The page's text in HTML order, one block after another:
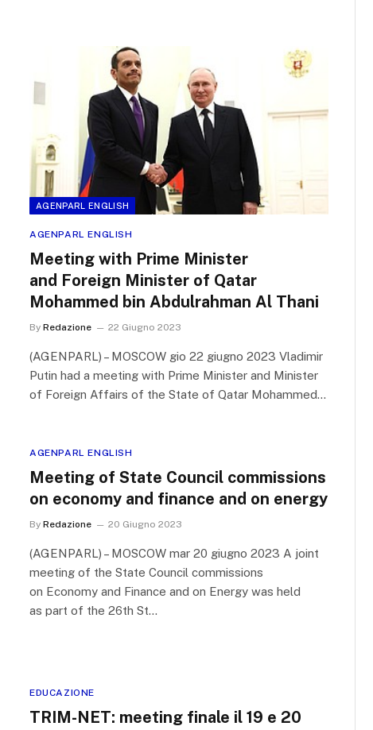
AGENPARL ENGLISH
AGENPARL ENGLISH
Meeting with Prime Minister
and Foreign Minister of Qatar
Mohammed bin Abdulrahman Al Thani
By Redazione 22 Giugno 2023
(AGENPARL) – MOSCOW gio 22 giugno 2023 Vladimir
Putin had a meeting with Prime Minister and Minister
of Foreign Affairs of the State of Qatar Mohammed…
AGENPARL ENGLISH
Meeting of State Council commissions
on economy and finance and on energy
By Redazione 20 Giugno 2023
(AGENPARL) – MOSCOW mar 20 giugno 2023 A joint
meeting of the State Council commissions
on Economy and Finance and on Energy was held
as part of the 26th St…
EDUCAZIONE
TRIM-NET: meeting finale il 19 e 20